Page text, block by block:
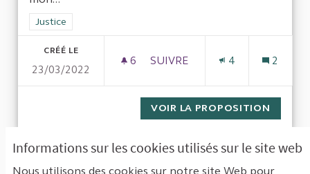
Informations sur les cookies utilisés sur le site web
Nous utilisons des cookies sur notre site Web pour
Filtrer les résultats de la catégorie : Justice
Justice
CRÉÉ LE
23/03/2022
6 6 ABONNÉS
SUIVRE
4 2
VOIR LA PROPOSITION
Suivant › Dernière »